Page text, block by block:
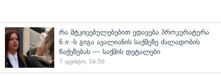
რა მტკიცებულებებით ედავება პროკურატურა
ნ.ი.-ს გიგა ავალიანის საქმეზე ძალადობის
წაქეზებას — საქმის დეტალები
7 აგვისტო, 16:50